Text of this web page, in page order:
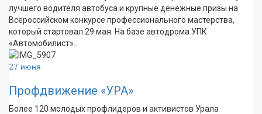
лучшего водителя автобуса и крупные денежные призы на
Всероссийском конкурсе профессионального мастерства,
который стартовал 29 мая. На базе автодрома УПК
«Автомобилист»…
27 июня
Профдвижение «УРА»
Более 120 молодых профлидеров и активистов Урала